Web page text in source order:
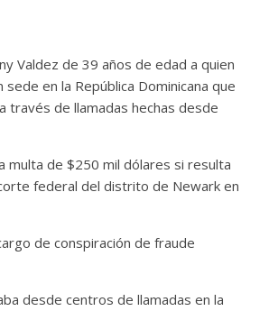
Valdez de 39 años de edad a quien
en la República Dominicana que
través de llamadas hechas desde
multa de $250 mil dólares si resulta
federal del distrito de Newark en
de conspiración de fraude
desde centros de llamadas en la